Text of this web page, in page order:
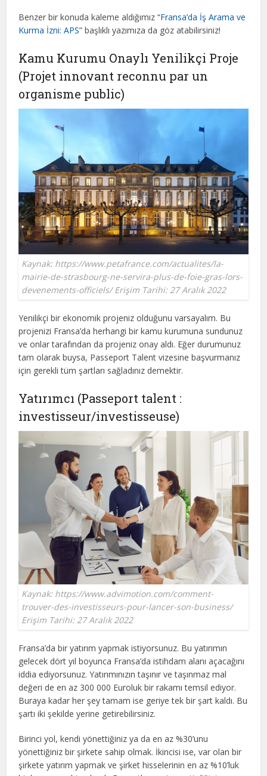
Benzer bir konuda kaleme aldığımız “Fransa’da İş Arama ve
Kurma İzni: APS” başlıklı yazımıza da göz atabilirsiniz!
Kamu Kurumu Onaylı Yenilikçi Proje
(Projet innovant reconnu par un
organisme public)
Kaynak: https://www.petafrance.com/actualites/la-
mairie-de-strasbourg-ne-servira-plus-de-foie-gras-lors-
devenements-officiels/ Erişim Tarihi: 27 Aralık 2022
Yenilikçi bir ekonomik projeniz olduğunu varsayalım. Bu
projenizi Fransa’da herhangi bir kamu kurumuna sundunuz
ve onlar tarafından da projeniz onay aldı. Eğer durumunuz
tam olarak buysa, Passeport Talent vizesine başvurmanız
için gerekli tüm şartları sağladınız demektir.
Yatırımcı (Passeport talent :
investisseur/investisseuse)
Kaynak: https://www.advimotion.com/comment-
trouver-des-investisseurs-pour-lancer-son-business/
Erişim Tarihi: 27 Aralık 2022
Fransa’da bir yatırım yapmak istiyorsunuz. Bu yatırımın
gelecek dört yıl boyunca Fransa’da istihdam alanı açacağını
iddia ediyorsunuz. Yatırımınızın taşınır ve taşınmaz mal
değeri de en az 300 000 Euroluk bir rakamı temsil ediyor.
Buraya kadar her şey tamam ise geriye tek bir şart kaldı. Bu
şartı iki şekilde yerine getirebilirsiniz.
Birinci yol, kendi yönettiğiniz ya da en az %30’unu
yönettiğiniz bir şirkete sahip olmak. İkincisi ise, var olan bir
şirkete yatırım yapmak ve şirket hisselerinin en az %10’luk